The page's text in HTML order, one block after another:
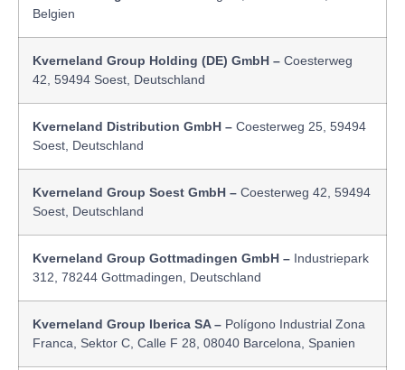
Belgien
Kverneland Group Holding (DE) GmbH – Coesterweg
42, 59494 Soest, Deutschland
Kverneland Distribution GmbH – Coesterweg 25, 59494
Soest, Deutschland
Kverneland Group Soest GmbH – Coesterweg 42, 59494
Soest, Deutschland
Kverneland Group Gottmadingen GmbH – Industriepark
312, 78244 Gottmadingen, Deutschland
Kverneland Group Iberica SA – Polígono Industrial Zona
Franca, Sektor C, Calle F 28, 08040 Barcelona, Spanien